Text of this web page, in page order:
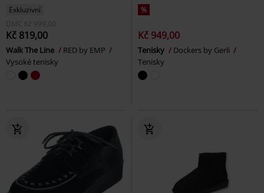
Exkluzivní
DMC
Kč 999,00
Kč 819,00
Walk The Line
RED by EMP
Vysoké tenisky
%
Kč 949,00
Tenisky
Dockers by Gerli
Tenisky